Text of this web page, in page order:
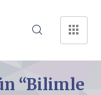
“Bilimle